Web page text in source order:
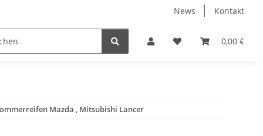
News Kontakt
0,00 €
% Restposten % Zentrierringe
Mazda , Mitsubishi Lancer